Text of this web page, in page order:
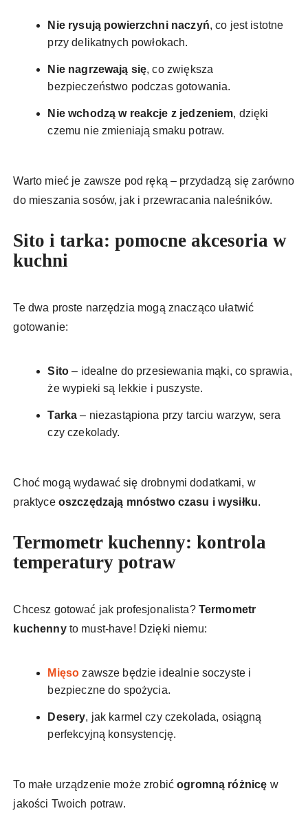
Nie rysują powierzchni naczyń, co jest istotne
przy delikatnych powłokach.
Nie nagrzewają się, co zwiększa
bezpieczeństwo podczas gotowania.
Nie wchodzą w reakcje z jedzeniem, dzięki
czemu nie zmieniają smaku potraw.
Warto mieć je zawsze pod ręką – przydadzą się zarówno
do mieszania sosów, jak i przewracania naleśników.
Sito i tarka: pomocne akcesoria w
kuchni
Te dwa proste narzędzia mogą znacząco ułatwić
gotowanie:
Sito – idealne do przesiewania mąki, co sprawia,
że wypieki są lekkie i puszyste.
Tarka – niezastąpiona przy tarciu warzyw, sera
czy czekolady.
Choć mogą wydawać się drobnymi dodatkami, w
praktyce oszczędzają mnóstwo czasu i wysiłku.
Termometr kuchenny: kontrola
temperatury potraw
Chcesz gotować jak profesjonalista? Termometr
kuchennyto must-have! Dzięki niemu:
Mięso zawsze będzie idealnie soczyste i
bezpieczne do spożycia.
Desery, jak karmel czy czekolada, osiągną
perfekcyjną konsystencję.
To małe urządzenie może zrobićogromną różnicę w
jakości Twoich potraw.